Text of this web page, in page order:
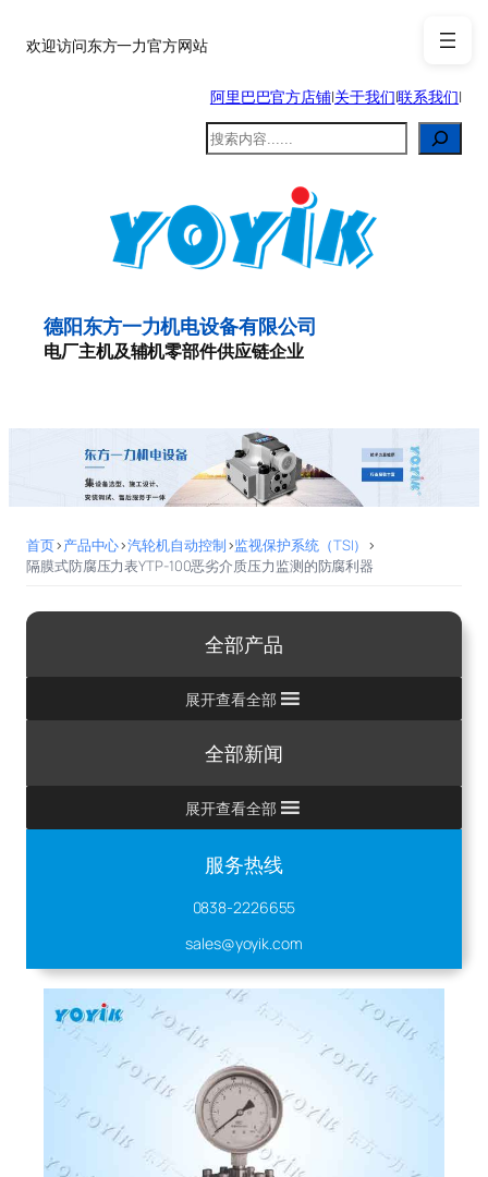
至欢迎访问东方一力官方网站
阿里巴巴官方店铺|关于我们|联系我们|
搜
索
德阳东方一力机电设备有限公司
电厂主机及辅机零部件供应链企业
首页>产品中心>汽轮机自动控制>监视保护系统（TSI） >
隔膜式防腐压力表YTP-100恶劣介质压力监测的防腐利器
全部产品
展开查看全部
全部新闻
展开查看全部
服务热线
0838-2226655
sales@yoyik.com